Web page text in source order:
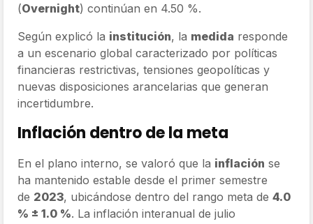
(Overnight) continúan en 4.50 %.
Según explicó la institución, la medida responde
a un escenario global caracterizado por políticas
financieras restrictivas, tensiones geopolíticas y
nuevas disposiciones arancelarias que generan
incertidumbre.
Inflación dentro de la meta
En el plano interno, se valoró que la inflación se
ha mantenido estable desde el primer semestre
de 2023, ubicándose dentro del rango meta de 4.0
% ± 1.0 %. La inflación interanual de julio